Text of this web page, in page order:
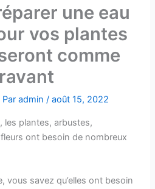
une eau
vos plantes
comme
Paradmin/août 15, 2022
les plantes, arbustes,
ont besoin de nombreux
vous savez qu’elles ont besoin